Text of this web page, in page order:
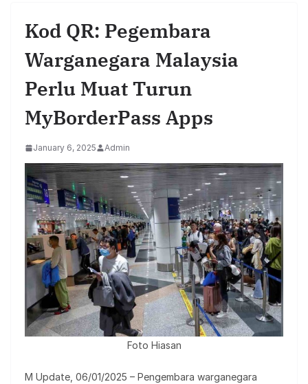
Kod QR: Pegembara
Warganegara Malaysia
Perlu Muat Turun
MyBorderPass Apps
January 6, 2025 Admin
Foto Hiasan
M Update, 06/01/2025 – Pengembara warganegara